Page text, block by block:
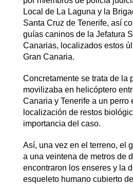
Local de La Laguna y la
Santa Cruz de Tenerife, así
guías caninos de la Jefatura
Canarias, localizados estos
Gran Canaria.
Concretamente se trata de la
movilizaba en helicóptero
Canaria y Tenerife a un perro
localización de restos
importancia del caso.
Así, una vez en el terreno, el
a una veintena de metros de
encontraron los enseres y la
esqueleto humano cubierto